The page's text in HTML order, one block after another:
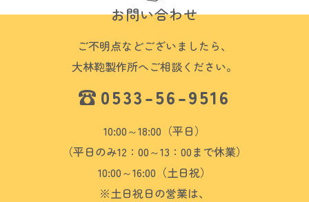
お問い合わせ
ご不明点などございましたら、
大林鞄製作所へご相談ください。
0533-56-9516
10:00～18:00（平日）
（平日のみ12：00～13：00まで休業）
10:00～16:00（土日祝）
※土日祝日の営業は、